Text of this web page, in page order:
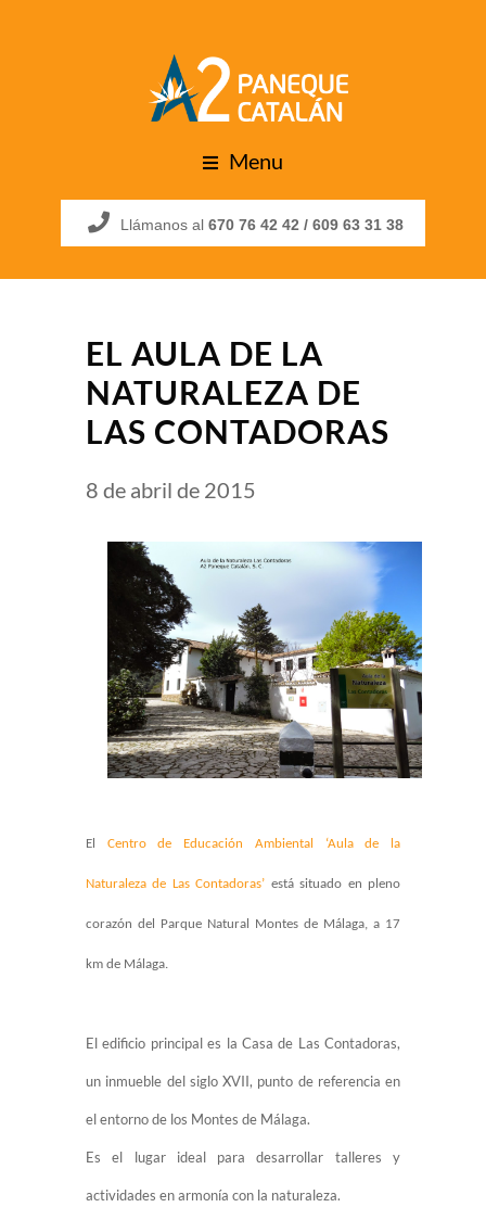
Menu
Llámanos al 670 76 42 42 / 609 63 31 38
EL AULA DE LA
NATURALEZA DE
LAS CONTADORAS
8 de abril de 2015
El Centro de Educación Ambiental ‘Aula de la
Naturaleza de Las Contadoras’ está situado en pleno
corazón del Parque Natural Montes de Málaga, a 17
km de Málaga.
El edificio principal es la Casa de Las Contadoras,
un inmueble del siglo XVII, punto de referencia en
el entorno de los Montes de Málaga.
Es el lugar ideal para desarrollar talleres y
actividades en armonía con la naturaleza.